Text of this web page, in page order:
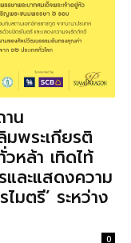
น
พระเกียรติ
หล้า เทิดไท้
ละแสดงความ
มตรี’ ระหว่าง
0